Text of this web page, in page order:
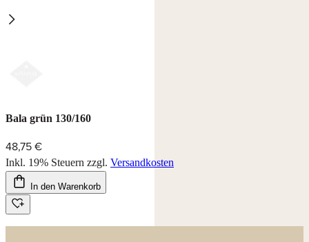
Farben: weiß, rot und grün.
Bala grün 130/160
48,75 €
Inkl. 19% Steuern zzgl. Versandkosten
In den Warenkorb